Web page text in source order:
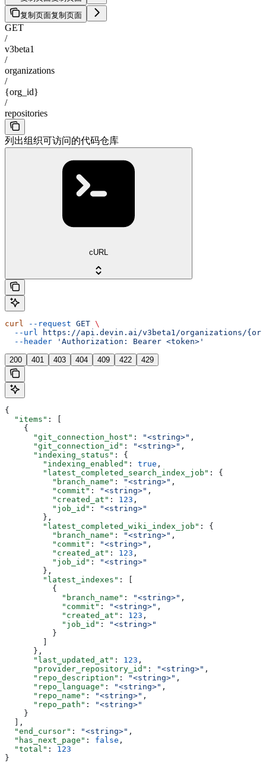
复制页面复制页面
GET
/
v3beta1
/
organizations
/
{org_id}
/
repositories
列出组织可访问的代码仓库
cURL
curl --request GET \
  --url
https://api.devin.ai/v3beta1/organizations/
  --header
'Authorization: Bearer <token>'
200 401 403 404 409 422 429
{
  "items"
: [
    {
      "git_connection_host"
: "<string>" ,
      "git_connection_id"
: "<string>" ,
      "indexing_status"
: {
        "indexing_enabled"
: true ,
        "latest_completed_search_index_job"
: {
          "branch_name"
: "<string>" ,
          "commit"
: "<string>" ,
          "created_at"
: 123 ,
          "job_id"
:
"<string>"
        },
        "latest_completed_wiki_index_job"
: {
          "branch_name"
: "<string>" ,
          "commit"
: "<string>" ,
          "created_at"
: 123 ,
          "job_id"
:
"<string>"
        },
        "latest_indexes"
: [
          {
            "branch_name"
: "<string>" ,
            "commit"
: "<string>" ,
            "created_at"
: 123 ,
            "job_id"
:
"<string>"
          }
        ]
      },
      "last_updated_at"
: 123 ,
      "provider_repository_id"
: "<string>" ,
      "repo_description"
: "<string>" ,
      "repo_language"
: "<string>" ,
      "repo_name"
: "<string>" ,
      "repo_path"
:
"<string>"
    }
  ],
  "end_cursor"
: "<string>" ,
  "has_next_page"
: false ,
  "total"
: 123
}